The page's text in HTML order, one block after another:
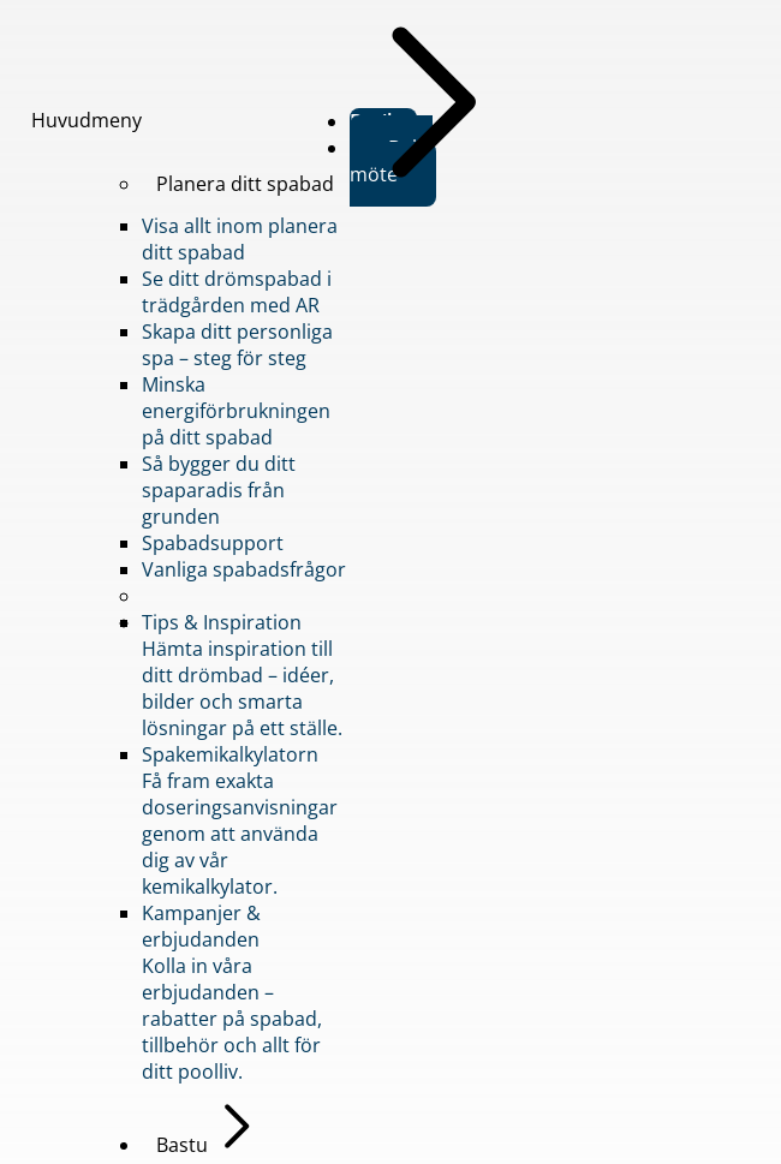
Huvudmeny
Planera ditt spabad
Visa allt inom planera
ditt spabad
Se ditt drömspabad i
trädgården med AR
Skapa ditt personliga
spa – steg för steg
Minska
energiförbrukningen
på ditt spabad
Så bygger du ditt
spaparadis från
grunden
Spabadsupport
Vanliga spabadsfrågor
Tips & Inspiration
Hämta inspiration till
ditt drömbad – idéer,
bilder och smarta
lösningar på ett ställe.
Spakemikalkylatorn
Få fram exakta
doseringsanvisningar
genom att använda
dig av vår
kemikalkylator.
Kampanjer &
erbjudanden
Kolla in våra
erbjudanden –
rabatter på spabad,
tillbehör och allt för
ditt poolliv.
Bastu
Butiker
Boka
möte